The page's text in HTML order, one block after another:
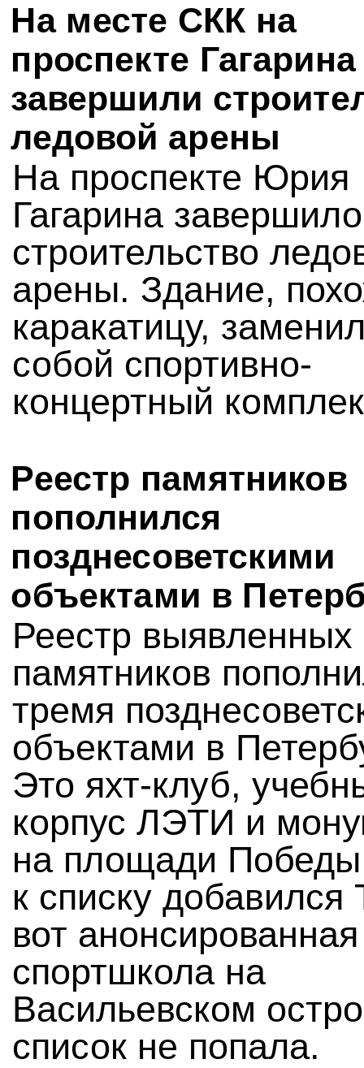
На месте СКК на
проспекте Гагарина
завершили
ледовой арены
На проспекте Юрия
Гагарина
строительство
арены. Здание,
каракатицу,
собой спортивно-
концертный
Реестр памятников
пополнился
позднесоветскими
объектами в
Реестр выявленных
памятников
тремя
объектами в
Это яхт-клуб,
корпус ЛЭТИ и
на площади
к списку
вот
спортшкола на
Васильевском
список не попала.